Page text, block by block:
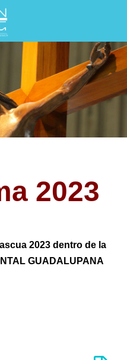
2023
2023 dentro de la
GUADALUPANA